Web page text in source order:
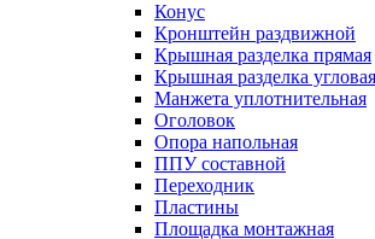
Конус
Кронштейн раздвижной
Крышная разделка прямая
Крышная разделка угловая
Манжета уплотнительная
Оголовок
Опора напольная
ППУ составной
Переходник
Пластины
Площадка монтажная